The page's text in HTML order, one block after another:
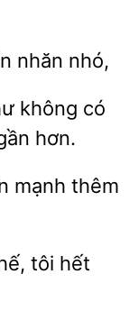
nhăn
không có
hơn.
mạnh thêm
tôi hết